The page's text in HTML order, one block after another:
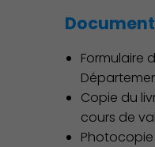
Formulaire
Copie du
cours de
Photocopie